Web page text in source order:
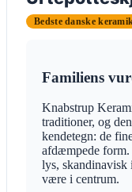
Bedste danske keramik
Familiens
Knabstrup
traditioner, og
kendetegn: de
afdæmpede
lys, skandinavisk
være i centrum.